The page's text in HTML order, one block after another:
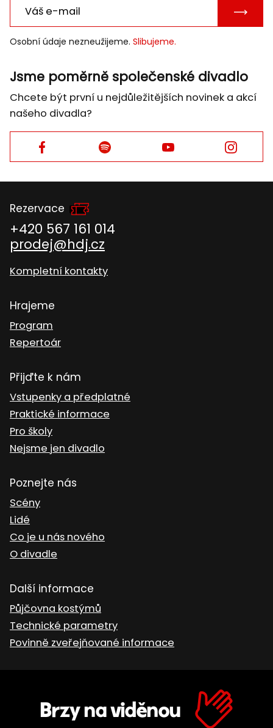
E-
Osobní údaje nezneužijeme. Slibujeme.
Jsme poměrně společenské divadlo
Chcete být první u nejdůležitějších novinek a akcí
našeho divadla?
Facebook Facebook Facebook Facebook
Rezervace
+420 567 161 014
prodej@hdj.cz
Kompletní kontakty
Hrajeme
Program
Repertoár
Přijďte k nám
Vstupenky a předplatné
Praktické informace
Pro školy
Nejsme jen divadlo
Poznejte nás
Scény
Lidé
Co je u nás nového
O divadle
Další informace
Půjčovna kostýmů
Technické parametry
Povinně zveřejňované informace
Brzy na viděnou